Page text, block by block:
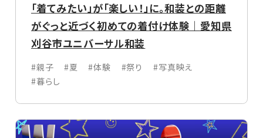
「着てみたい」が「楽しい！」に。和装との距離
がぐっと近づく初めての着付け体験｜愛知県
刈谷市ユニバーサル和装
#親子 #夏 #体験 #祭り
#写真映え
#暮らし